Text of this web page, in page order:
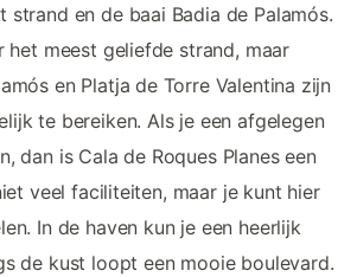
strand en de baai Badia de Palamós.
het meest geliefde strand, maar
en Platja de Torre Valentina zijn
te bereiken. Als je een afgelegen
dan is Cala de Roques Planes een
veel faciliteiten, maar je kunt hier
In de haven kun je een heerlijk
de kust loopt een mooie boulevard.